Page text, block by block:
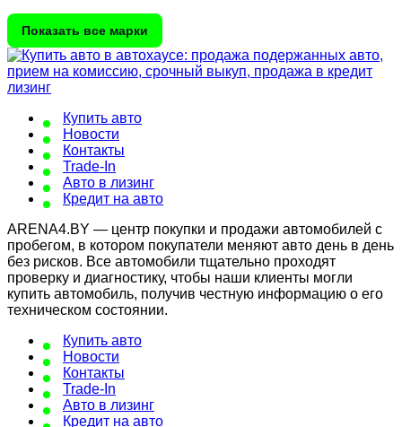
Показать все марки
Купить авто
Новости
Контакты
Trade-In
Авто в лизинг
Кредит на авто
ARENA4.BY — центр покупки и продажи автомобилей с
пробегом, в котором покупатели меняют авто день в день
без рисков. Все автомобили тщательно проходят
проверку и диагностику, чтобы наши клиенты могли
купить автомобиль, получив честную информацию о его
техническом состоянии.
Купить авто
Новости
Контакты
Trade-In
Авто в лизинг
Кредит на авто